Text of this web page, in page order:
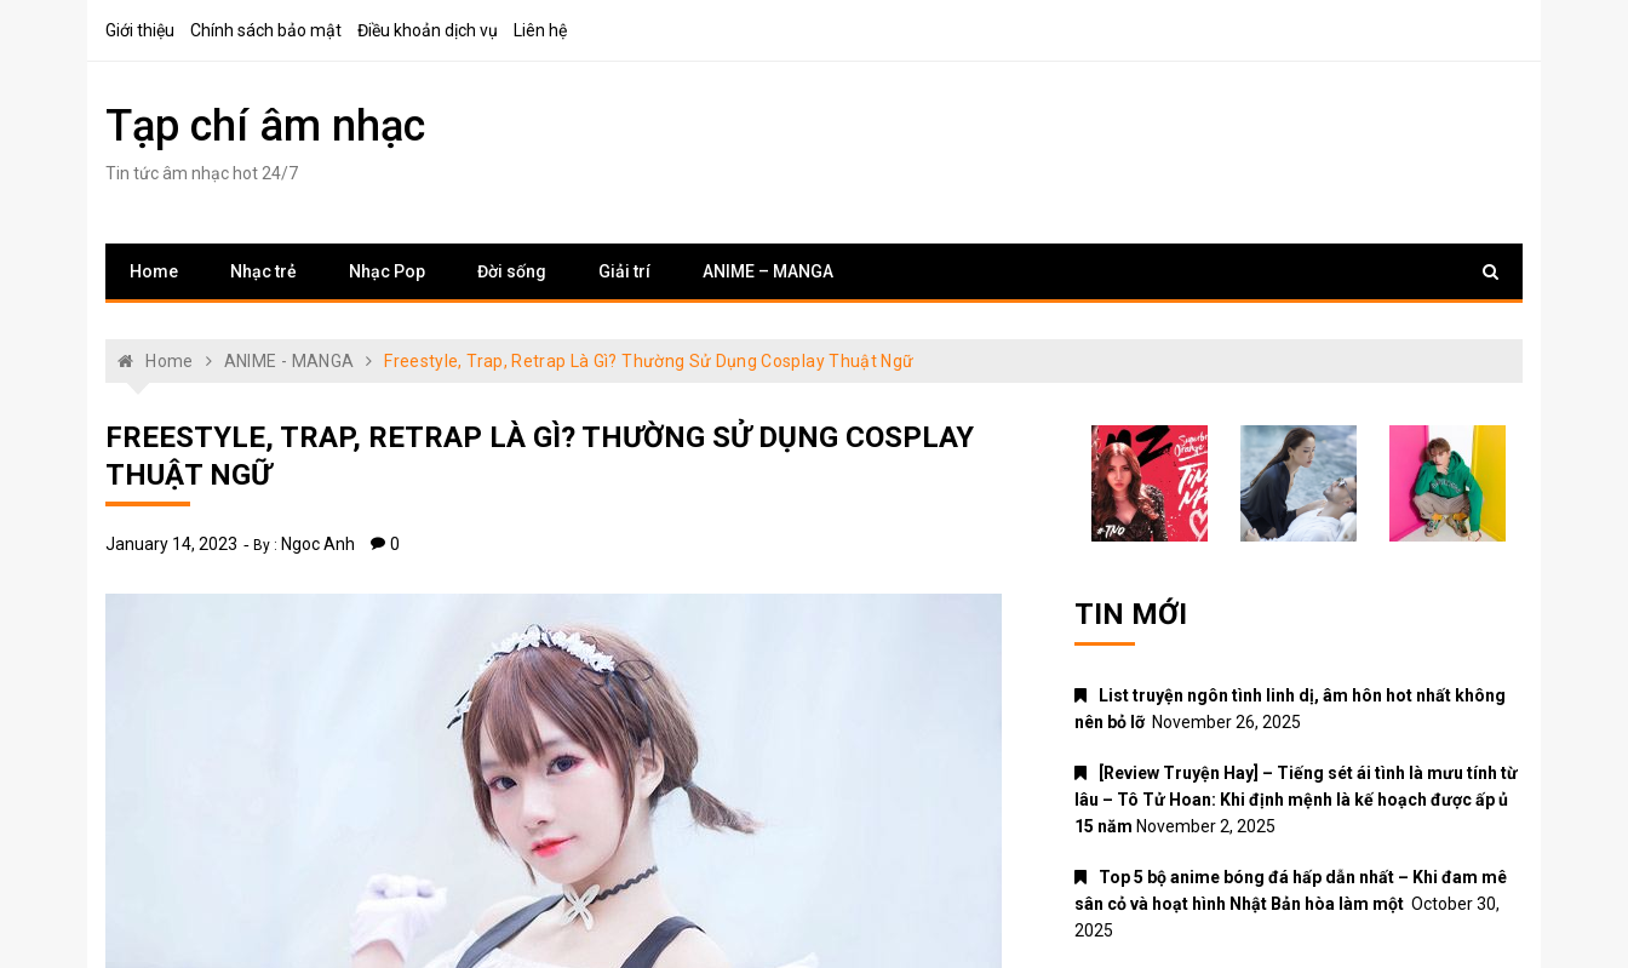
Giới thiệu Chính sách bảo mật Điều khoản dịch vụ Liên hệ
Tạp chí âm nhạc
Tin tức âm nhạc hot 24/7
Home Nhạc trẻ Nhạc Pop Đời sống Giải trí ANIME – MANGA
Home ANIME - MANGA Freestyle, Trap, Retrap Là Gì? Thường Sử Dụng Cosplay Thuật Ngữ
FREESTYLE, TRAP, RETRAP LÀ GÌ? THƯỜNG SỬ DỤNG COSPLAY
THUẬT NGỮ
January 14, 2023 By : Ngoc Anh 0
TIN MỚI
List truyện ngôn tình linh dị, âm hôn hot nhất không
nên bỏ lỡ November 26, 2025
[Review Truyện Hay] – Tiếng sét ái tình là mưu tính từ
lâu – Tô Tử Hoan: Khi định mệnh là kế hoạch được ấp ủ
15 năm November 2, 2025
Top 5 bộ anime bóng đá hấp dẫn nhất – Khi đam mê
sân cỏ và hoạt hình Nhật Bản hòa làm một October 30,
2025